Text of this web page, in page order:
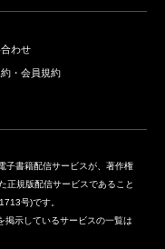
わせ
・会員規約
子書籍配信サービスが、著作権
正規版配信サービスであること
号)です。
掲示しているサービスの一覧は